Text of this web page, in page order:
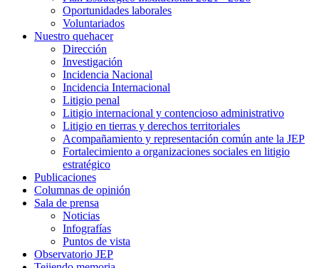
Oportunidades laborales
Voluntariados
Nuestro quehacer
Dirección
Investigación
Incidencia Nacional
Incidencia Internacional
Litigio penal
Litigio internacional y contencioso administrativo
Litigio en tierras y derechos territoriales
Acompañamiento y representación común ante la JEP
Fortalecimiento a organizaciones sociales en litigio
estratégico
Publicaciones
Columnas de opinión
Sala de prensa
Noticias
Infografías
Puntos de vista
Observatorio JEP